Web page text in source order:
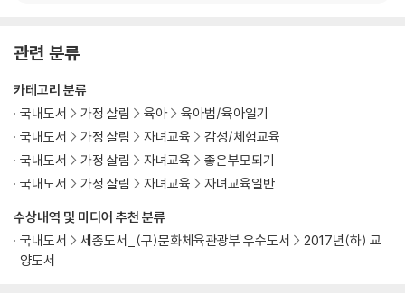
제8장_각종 미디어에 영향을 받는 불안
이들은 게임을 통해 폭력을 배웁니다 l 통제되지 않는 인터넷은 위험합니
다 l PLUS TIP · 미디어의 영향을 줄이는 방법
제3부_아이의 불안, 어떻게 없애줄까
제9장_불안해하는 아이들을 위한 심리 치료
심리 치료는 어떨 때 받아야 할까요? l 전문가는 어떻게 선택해야 할까요?
l 불안을 어떤 방식으로 진단하나요? l 실제로 어떻게 치료하나요? l 심리
치료는 효과적인가요? l 심리 치료에는 필요한 단계가 있습니다 l PLUS TI
관련 분류
수상내역 및 미디어 추천 분류
국내도서
세종도서_(구)문화체육관광부 우수도서
2017년(하) 교
양도서
카테고리 분류
국내도서
가정 살림 육아
육아법/육아일기
국내도서
가정 살림 자녀교육
감성/체험교육
국내도서
가정 살림 자녀교육
좋은부모되기
국내도서
가정 살림 자녀교육 자녀교육일반